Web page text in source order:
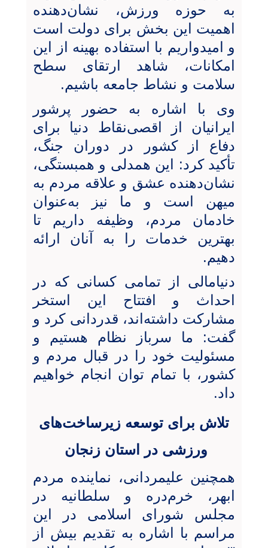
به حوزه ورزش، نشان‌دهنده
اهمیت این بخش برای دولت است
و امیدواریم با استفاده بهینه از این
امکانات، شاهد ارتقای سطح
سلامت و نشاط جامعه باشیم.
وی با اشاره به حضور پرشور
ایرانیان از اقصی‌نقاط دنیا برای
دفاع از کشور در دوران جنگ،
تأکید کرد: این همدلی و همبستگی،
نشان‌دهنده عشق و علاقه مردم به
میهن است و ما نیز به‌عنوان
خادمان مردم، وظیفه داریم تا
بهترین خدمات را به آنان ارائه
دهیم.
دنیامالی از تمامی کسانی که در
احداث و افتتاح این استخر
مشارکت داشته‌اند، قدردانی کرد و
گفت: ما سرباز نظام هستیم و
مسئولیت خود را در قبال مردم و
کشور، با تمام توان انجام خواهیم
داد.
تلاش برا ی توسعه زیرساخت‌های
ورزشی در استان زنجان
همچنین علیمردانی، نماینده مردم
ابهر، خرم‌دره و سلطانیه در
مجلس شورای اسلامی در این
مراسم با اشاره به تقدیم بیش از